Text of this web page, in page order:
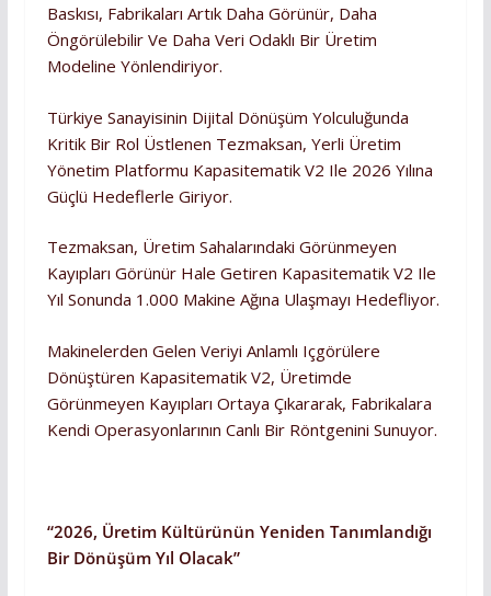
Baskısı, Fabrikaları Artık Daha Görünür, Daha
Öngörülebilir Ve Daha Veri Odaklı Bir Üretim
Modeline Yönlendiriyor.
Türkiye Sanayisinin Dijital Dönüşüm Yolculuğunda
Kritik Bir Rol Üstlenen Tezmaksan, Yerli Üretim
Yönetim Platformu Kapasitematik V2 Ile 2026 Yılına
Güçlü Hedeflerle Giriyor.
Tezmaksan, Üretim Sahalarındaki Görünmeyen
Kayıpları Görünür Hale Getiren Kapasitematik V2 Ile
Yıl Sonunda 1.000 Makine Ağına Ulaşmayı Hedefliyor.
Makinelerden Gelen Veriyi Anlamlı Içgörülere
Dönüştüren Kapasitematik V2, Üretimde
Görünmeyen Kayıpları Ortaya Çıkararak, Fabrikalara
Kendi Operasyonlarının Canlı Bir Röntgenini Sunuyor.
“2026, Üretim Kültürünün Yeniden Tanımlandığı
Bir Dönüşüm Yıl Olacak”